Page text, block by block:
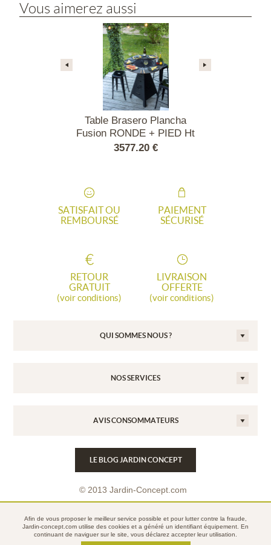
Vous aimerez aussi
Table Brasero Plancha
Fusion RONDE + PIED Ht
40 - CORTEN ou EPOXY
3577.20 €
SATISFAIT OU
REMBOURSÉ
PAIEMENT
SÉCURISÉ
RETOUR
GRATUIT
(voir conditions)
LIVRAISON
OFFERTE
(voir conditions)
QUI SOMMES NOUS ?
NOS SERVICES
AVIS CONSOMMATEURS
LE BLOG JARDIN CONCEPT
© 2013 Jardin-Concept.com
Mentions légales
Politique de confidentialité
Afin de vous proposer le meilleur service possible et pour lutter contre la fraude,
Jardin-concept.com utilise des cookies et a généré un identifiant équipement. En
continuant de naviguer sur le site, vous déclarez accepter leur utilisation.